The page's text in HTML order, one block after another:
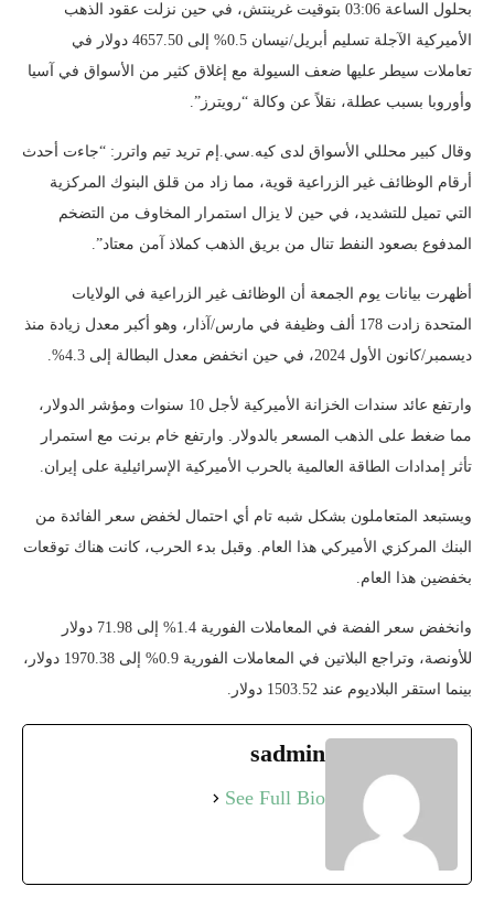
بحلول الساعة 03:06 بتوقيت غرينتش، في حين نزلت عقود الذهب
الأميركية الآجلة تسليم أبريل/نيسان 0.5% إلى 4657.50 دولار في
تعاملات سيطر عليها ضعف السيولة مع إغلاق كثير من الأسواق في آسيا
وأوروبا بسبب عطلة، نقلاً عن وكالة “رويترز”.
وقال كبير محللي الأسواق لدى كيه.سي.إم تريد تيم واترر: “جاءت أحدث
أرقام الوظائف غير الزراعية قوية، مما زاد من قلق البنوك المركزية
التي تميل للتشديد، في حين لا يزال استمرار المخاوف من التضخم
المدفوع بصعود النفط تنال من بريق الذهب كملاذ آمن معتاد”.
أظهرت بيانات يوم الجمعة أن الوظائف غير الزراعية في الولايات
المتحدة زادت 178 ألف وظيفة في مارس/آذار، وهو أكبر معدل زيادة منذ
ديسمبر/كانون الأول 2024، في حين انخفض معدل البطالة إلى 4.3%.
وارتفع عائد سندات الخزانة الأميركية لأجل 10 سنوات ومؤشر الدولار،
مما ضغط على الذهب المسعر بالدولار. وارتفع خام برنت مع استمرار
تأثر إمدادات الطاقة العالمية بالحرب الأميركية الإسرائيلية على إيران.
ويستبعد المتعاملون بشكل شبه تام أي احتمال لخفض سعر الفائدة من
البنك المركزي الأميركي هذا العام. وقبل بدء الحرب، كانت هناك توقعات
بخفضين هذا العام.
وانخفض سعر الفضة في المعاملات الفورية 1.4% إلى 71.98 دولار
للأونصة، وتراجع البلاتين في المعاملات الفورية 0.9% إلى 1970.38 دولار،
بينما استقر البلاديوم عند 1503.52 دولار.
sadmin
See Full Bio